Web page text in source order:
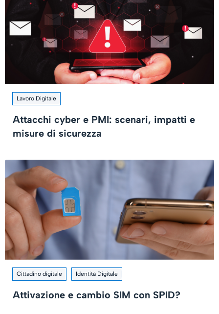
Lavoro Digitale
Attacchi cyber e PMI: scenari, impatti e
misure di sicurezza
Cittadino digitale Identità Digitale
Attivazione e cambio SIM con SPID?